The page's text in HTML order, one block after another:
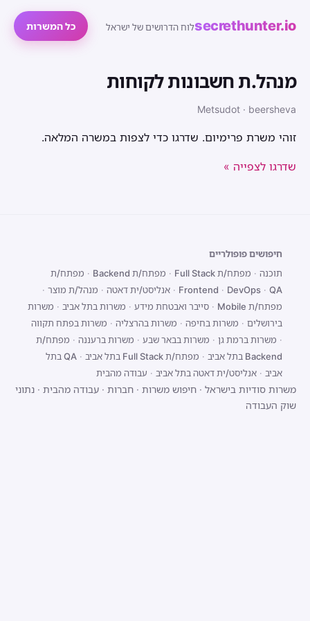
secrethunter.ioלוח הדרושים של ישראל כל המשרות
מנהל.ת חשבונות לקוחות
Metsudot · beersheva
זוהי משרת פרימיום. שדרגו כדי לצפות במשרה המלאה.
שדרגו לצפייה »
חיפושים פופולריים
תוכנה · מפתח/ת Full Stack · מפתח/ת Backend · מפתח/ת
Frontend · DevOps · QA
· אנליסט/ית דאטה · מנהל/ת מוצר ·
מפתח/ת Mobile
· סייבר ואבטחת מידע · משרות בתל אביב · משרות
בירושלים · משרות בחיפה · משרות בהרצליה · משרות בפתח תקווה
· משרות ברמת גן · משרות בבאר שבע · משרות ברעננה · מפתח/ת
Backend בתל אביב
· מפתח/ת Full Stack בתל אביב ·
QA בתל
אביב · אנליסט/ית דאטה בתל אביב · עבודה מהבית
משרות סודיות בישראל · חיפוש משרות · חברות · עבודה מהבית · נתוני
שוק העבודה